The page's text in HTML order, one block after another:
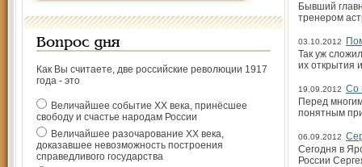
Вопрос дня
Как Вы считаете, две российские революции 1917
года - это
Величайшее событие ХХ века, принёсшее
свободу и счастье народам России
Величайшее разочарование ХХ века,
доказавшее невозможность построения
справедливого государства
Бывший
тренером
03.10.2012
Так уж
их открытия
19.09.2012 Со
Перед
понятным
06.09.2012
Сегодня в
России